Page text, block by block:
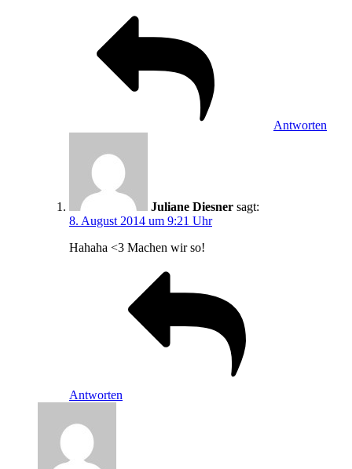
Antworten
Juliane Diesner sagt:
8. August 2014 um 9:21 Uhr
Hahaha <3 Machen wir so!
Antworten